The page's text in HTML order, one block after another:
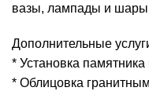
вазы, лампады и
Дополнительные
* Установка
* Облицовка